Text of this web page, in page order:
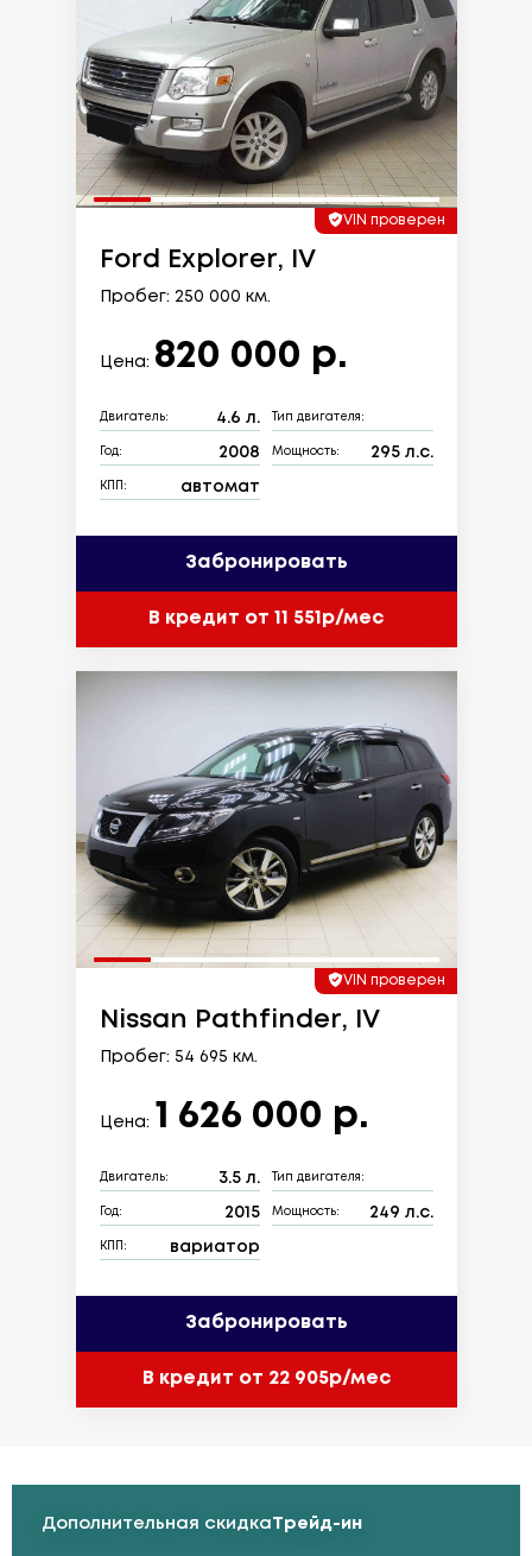
VIN проверен
Ford Explorer, IV
Пробег: 250 000 км.
Цена: 820 000 р.
Двигатель: 4.6 л. Тип двигателя:
Год: 2008 Мощность: 295 л.с.
КПП: автомат
Забронировать
В кредит от 11 551р/мес
VIN проверен
Nissan Pathfinder, IV
Пробег: 54 695 км.
Цена: 1 626 000 р.
Двигатель: 3.5 л. Тип двигателя:
Год: 2015 Мощность: 249 л.с.
КПП: вариатор
Забронировать
В кредит от 22 905р/мес
Дополнительная скидкаТрейд-ин